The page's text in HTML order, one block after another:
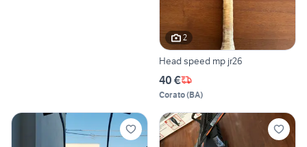
2
Head speed mp jr26
40 €
Corato(BA)